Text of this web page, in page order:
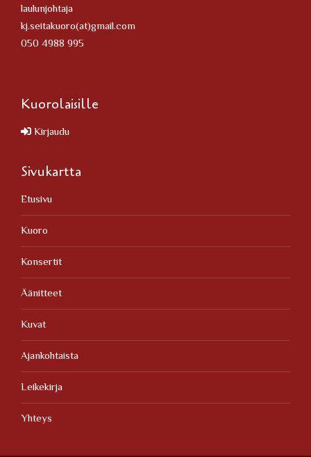
laulunjohtaja
kj.seitakuoro(at)gmail.com
050 4988 995
Kuorolaisille
Kirjaudu
Sivukartta
Etusivu
Kuoro
Konsertit
Äänitteet
Kuvat
Ajankohtaista
Leikekirja
Yhteys